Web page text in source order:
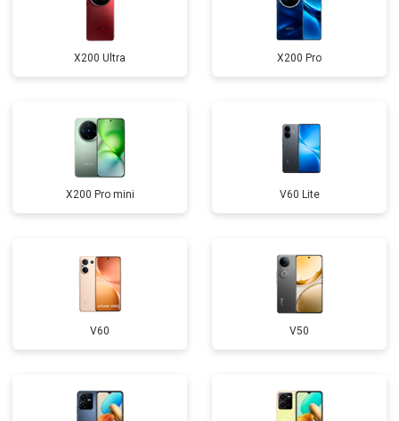
X200 Ultra X200 Pro
X200 Pro mini V60 Lite
V60 V50